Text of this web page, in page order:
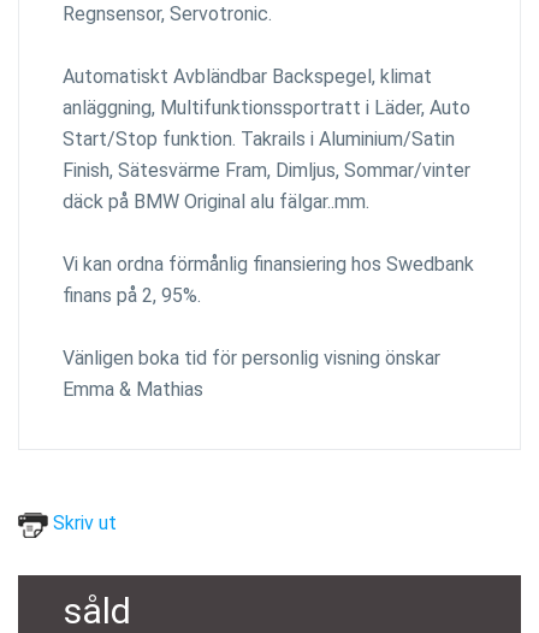
Regnsensor, Servotronic.
Automatiskt Avbländbar Backspegel, klimat
anläggning, Multifunktionssportratt i Läder, Auto
Start/Stop funktion. Takrails i Aluminium/Satin
Finish, Sätesvärme Fram, Dimljus, Sommar/vinter
däck på BMW Original alu fälgar..mm.
Vi kan ordna förmånlig finansiering hos Swedbank
finans på 2, 95%.
Vänligen boka tid för personlig visning önskar
Emma & Mathias
Skriv ut
såld